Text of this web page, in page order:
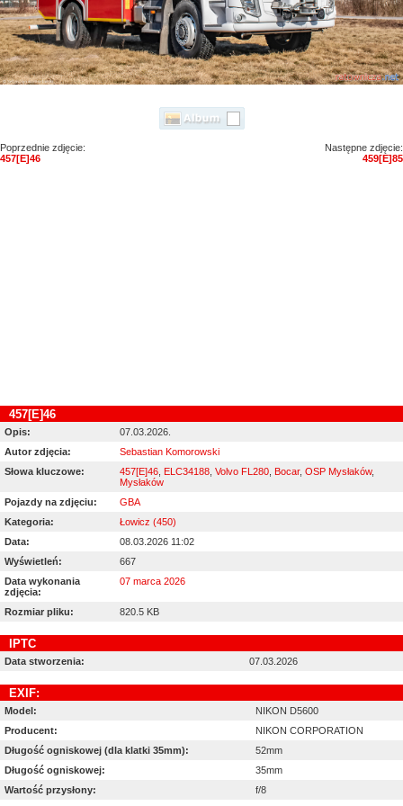
Poprzednie zdjęcie:
457[E]46
Następne zdjęcie:
459[E]85
457[E]46
Opis:
07.03.2026.
Autor zdjęcia:
Sebastian Komorowski
Słowa kluczowe:
457[E]46 ELC34188 Volvo FL280 Bocar, OSP Mysłaków,
Mysłaków
Pojazdy na zdjęciu:
GBA
Kategoria:
Łowicz (450)
Data:
08.03.2026 11:02
Wyświetleń:
667
Data wykonania
zdjęcia:
07 marca 2026
Rozmiar pliku: 820.5 KB
IPTC
Data stworzenia: 07.03.2026
EXIF:
Model:
NIKON D5600
Producent:
NIKON CORPORATION
Długość ogniskowej (dla klatki 35mm):
52mm
Długość ogniskowej:
35mm
Wartość przysłony:
f/8